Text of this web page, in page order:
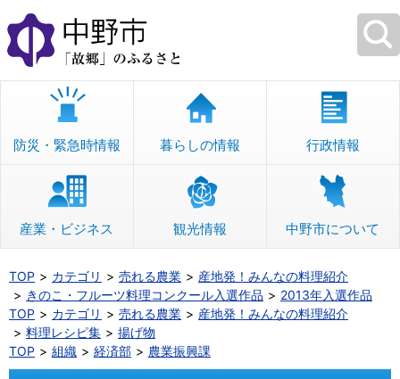
本
文
へ
移
防災・緊急時情報 暮らしの情報 行政情報
産業・ビジネス 観光情報 中野市について
TOP カテゴリ 売れる農業
産地発！みんなの料理紹介
きのこ・フルーツ料理コンクール入選作品
2013年入選作品
TOP
カテゴリ 売れる農業
産地発！みんなの料理紹介
料理レシピ集
揚げ物
TOP
組織 経済部 農業振興課